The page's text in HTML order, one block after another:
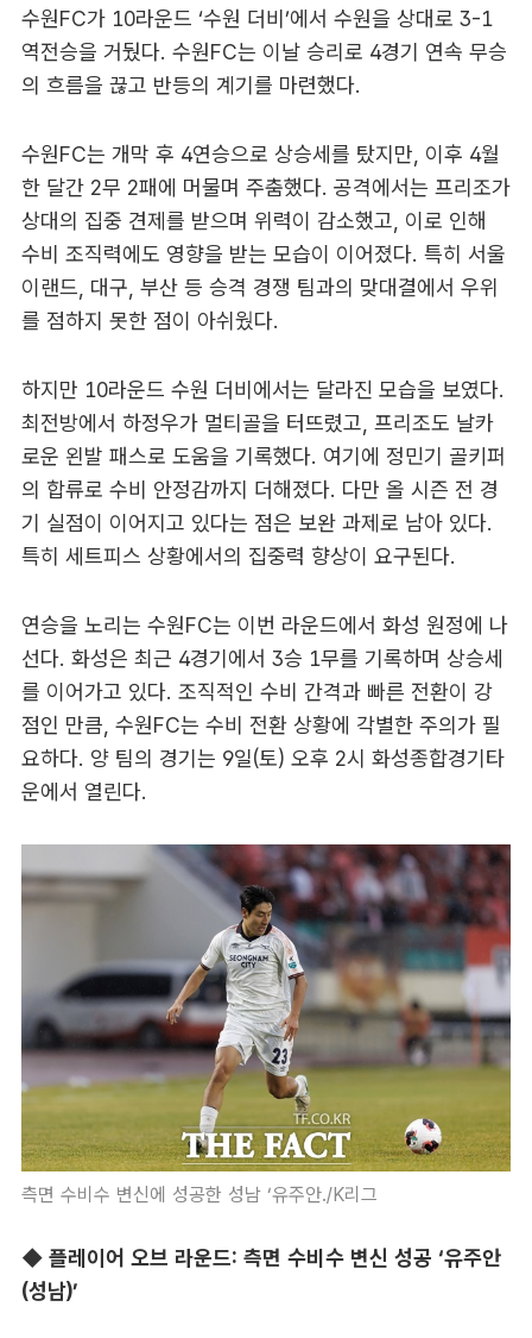
수원FC가 10라운드 ‘수원 더비’에서 수원을 상대로 3-1
역전승을 거뒀다. 수원FC는 이날 승리로 4경기 연속 무승
의 흐름을 끊고 반등의 계기를 마련했다.
수원FC는 개막 후 4연승으로 상승세를 탔지만, 이후 4월
한 달간 2무 2패에 머물며 주춤했다. 공격에서는 프리조가
상대의 집중 견제를 받으며 위력이 감소했고, 이로 인해
수비 조직력에도 영향을 받는 모습이 이어졌다. 특히 서울
이랜드, 대구, 부산 등 승격 경쟁 팀과의 맞대결에서 우위
를 점하지 못한 점이 아쉬웠다.
하지만 10라운드 수원 더비에서는 달라진 모습을 보였다.
최전방에서 하정우가 멀티골을 터뜨렸고, 프리조도 날카
로운 왼발 패스로 도움을 기록했다. 여기에 정민기 골키퍼
의 합류로 수비 안정감까지 더해졌다. 다만 올 시즌 전 경
기 실점이 이어지고 있다는 점은 보완 과제로 남아 있다.
특히 세트피스 상황에서의 집중력 향상이 요구된다.
연승을 노리는 수원FC는 이번 라운드에서 화성 원정에 나
선다. 화성은 최근 4경기에서 3승 1무를 기록하며 상승세
를 이어가고 있다. 조직적인 수비 간격과 빠른 전환이 강
점인 만큼, 수원FC는 수비 전환 상황에 각별한 주의가 필
요하다. 양 팀의 경기는 9일(토) 오후 2시 화성종합경기타
운에서 열린다.
측면 수비수 변신에 성공한 성남 ‘유주안./K리그
◆ 플레이어 오브 라운드: 측면 수비수 변신 성공 ‘유주안
(성남)’